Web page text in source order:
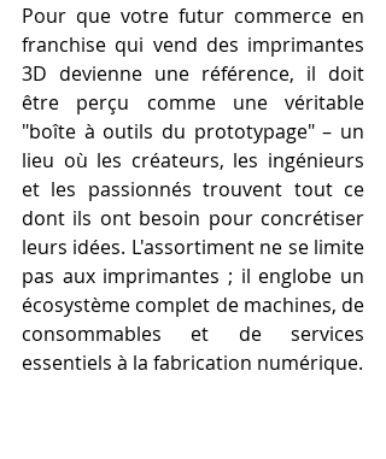
Pour que votre futur commerce en
franchise qui vend des imprimantes
3D devienne une référence, il doit
être perçu comme une véritable
"boîte à outils du prototypage" – un
lieu où les créateurs, les ingénieurs
et les passionnés trouvent tout ce
dont ils ont besoin pour concrétiser
leurs idées. L'assortiment ne se limite
pas aux imprimantes ; il englobe un
écosystème complet de machines, de
consommables et de services
essentiels à la fabrication numérique.